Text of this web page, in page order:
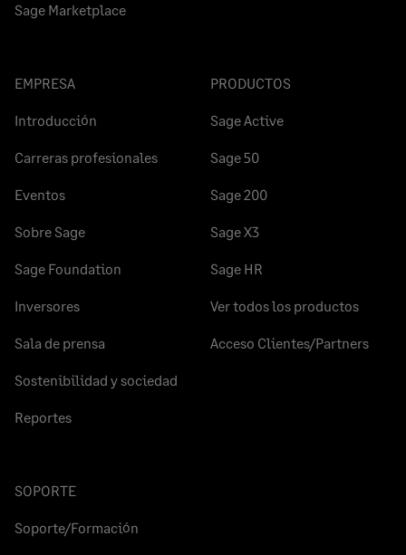
Sage Marketplace
EMPRESA
Introducción
Carreras profesionales
Eventos
Sobre Sage
Sage Foundation
Inversores
Sala de prensa
Sostenibilidad y sociedad
Reportes
PRODUCTOS
Sage Active
Sage 50
Sage 200
Sage X3
Sage HR
Ver todos los productos
Acceso Clientes/Partners
SOPORTE
Soporte/Formación